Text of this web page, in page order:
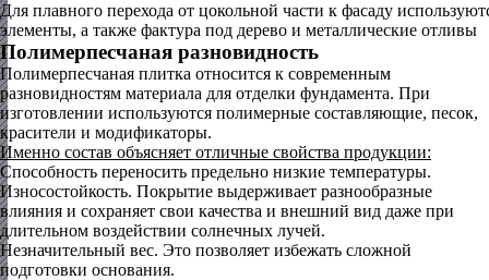
Для плавного перехода от цокольной части к фасаду
элементы, а также фактура под дерево и металлические отливы
Полимерпесчаная разновидность
Полимерпесчаная плитка относится к современным
разновидностям материала для отделки фундамента. При
изготовлении используются полимерные составляющие, песок,
красители и модификаторы.
Именно состав объясняет отличные свойства продукции:
Способность переносить предельно низкие температуры.
Износостойкость. Покрытие выдерживает разнообразные
влияния и сохраняет свои качества и внешний вид даже при
длительном воздействии солнечных лучей.
Незначительный вес. Это позволяет избежать сложной
подготовки основания.